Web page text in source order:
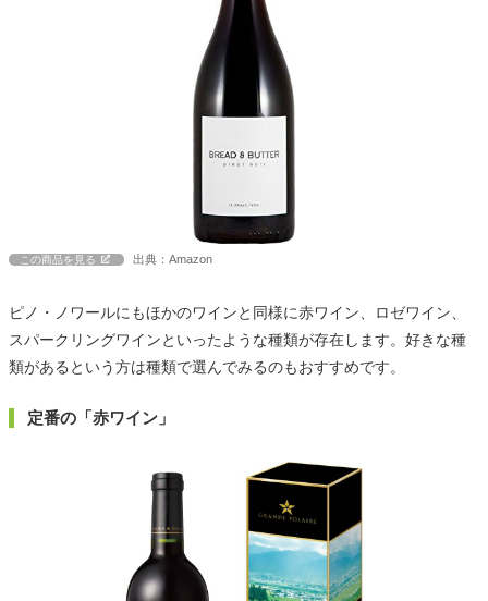
この商品を見る 出典：Amazon
ピノ・ノワールにもほかのワインと同様に赤ワイン、ロゼワイン、
スパークリングワインといったような種類が存在します。好きな種
類があるという方は種類で選んでみるのもおすすめです。
定番の「赤ワイン」